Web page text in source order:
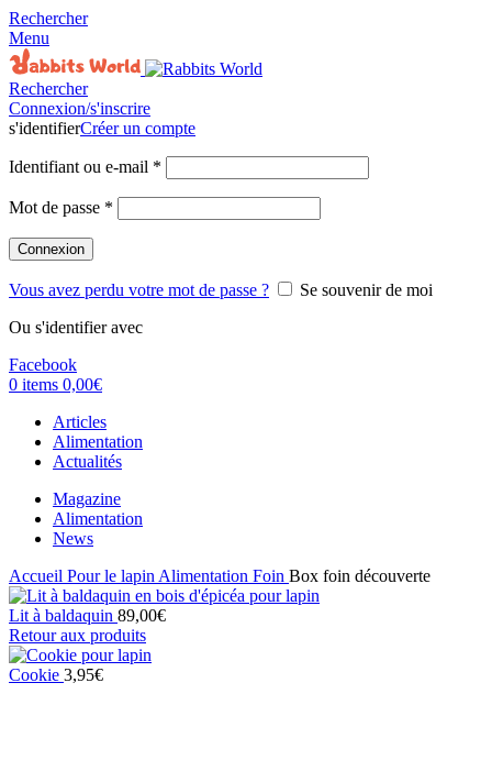
Rechercher
Menu
Rechercher
Connexion/s'inscrire
s'identifierCréer un compte
Identifiant ou e-mail *
Mot de passe *
Connexion
Vous avez perdu votre mot de passe ?
Se souvenir de moi
Ou s'identifier avec
Facebook
0 items 0,00€
Articles
Alimentation
Actualités
Magazine
Alimentation
News
Accueil Pour le lapin Alimentation Foin Box foin découverte
Lit à baldaquin 89,00€
Retour aux produits
Cookie 3,95€